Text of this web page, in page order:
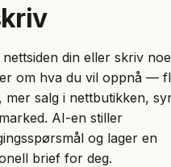
nettsiden din eller skriv
om hva du vil oppnå —
mer salg i nettbutikken,
AI-en stiller
og lager en
brief for deg.